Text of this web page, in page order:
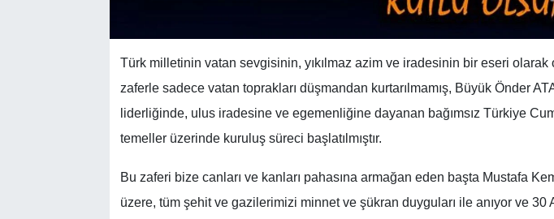
Türk milletinin vatan sevgisinin, yıkılmaz azim ve iradesinin bir eseri olarak
zaferle sadece vatan toprakları düşmandan kurtarılmamış, Büyük Önder
liderliğinde, ulus iradesine ve egemenliğine dayanan bağımsız Türkiye
temeller üzerinde kuruluş süreci başlatılmıştır.
Bu zaferi bize canları ve kanları pahasına armağan eden başta Mustafa
üzere, tüm şehit ve gazilerimizi minnet ve şükran duyguları ile anıyor ve 30